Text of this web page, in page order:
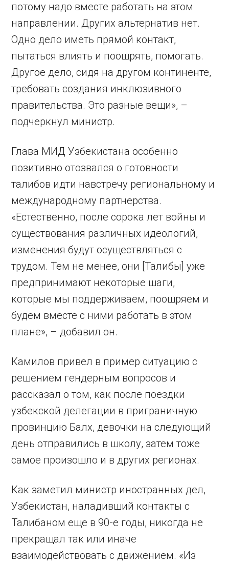
потому надо вместе работать на этом
направлении. Других альтернатив нет.
Одно дело иметь прямой контакт,
пытаться влиять и поощрять, помогать.
Другое дело, сидя на другом континенте,
требовать создания инклюзивного
правительства. Это разные вещи», –
подчеркнул министр.
Глава МИД Узбекистана особенно
позитивно отозвался о готовности
талибов идти навстречу региональному и
международному партнерства.
«Естественно, после сорока лет войны и
существования различных идеологий,
изменения будут осуществляться с
трудом. Тем не менее, они [Талибы] уже
предпринимают некоторые шаги,
которые мы поддерживаем, поощряем и
будем вместе с ними работать в этом
плане», – добавил он.
Камилов привел в пример ситуацию с
решением гендерным вопросов и
рассказал о том, как после поездки
узбекской делегации в приграничную
провинцию Балх, девочки на следующий
день отправились в школу, затем тоже
самое произошло и в других регионах.
Как заметил министр иностранных дел,
Узбекистан, наладивший контакты с
Талибаном еще в 90-е годы, никогда не
прекращал так или иначе
взаимодействовать с движением. «Из